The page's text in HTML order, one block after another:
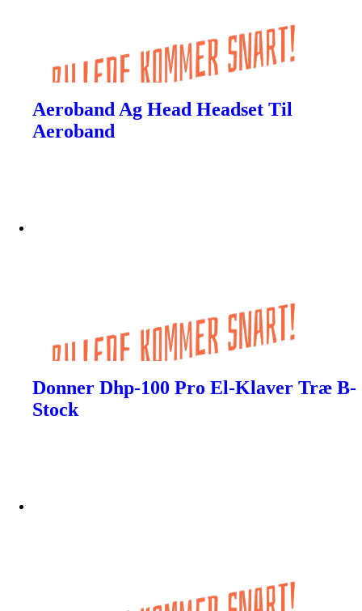
Aeroband Ag Head Headset Til
Aeroband
Donner Dhp-100 Pro El-Klaver Træ B-
Stock